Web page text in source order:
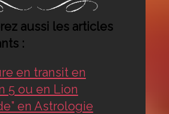
aussi les articles
:
en transit en
5 ou en Lion
en Astrologie